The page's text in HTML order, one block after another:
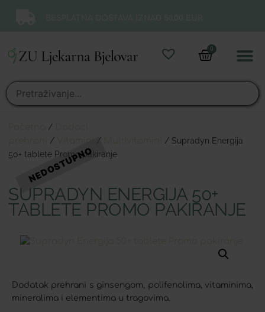
0
/
/ /
/ Supradyn Energija
50+ tablete Promo pakiranje
SUPRADYN ENERGIJA 50+
TABLETE PROMO PAKIRANJE
Dodatak prehrani s ginsengom, polifenolima, vitaminima,
mineralima i elementima u tragovima.